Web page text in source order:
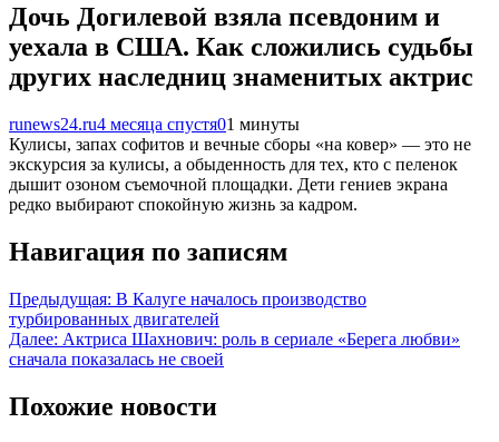
Дочь Догилевой взяла псевдоним и
уехала в США. Как сложились судьбы
других наследниц знаменитых актрис
runews24.ru4 месяца спустя01 минуты
Кулисы, запах софитов и вечные сборы «на ковер» — это не
экскурсия за кулисы, а обыденность для тех, кто с пеленок
дышит озоном съемочной площадки. Дети гениев экрана
редко выбирают спокойную жизнь за кадром.
Навигация по записям
Предыдущая: В Калуге началось производство
турбированных двигателей
Далее: Актриса Шахнович: роль в сериале «Берега любви»
сначала показалась не своей
Похожие новости